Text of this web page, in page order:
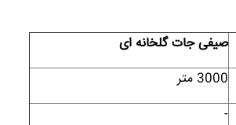
صیفی جات گلخانه ای
3000 متر
-